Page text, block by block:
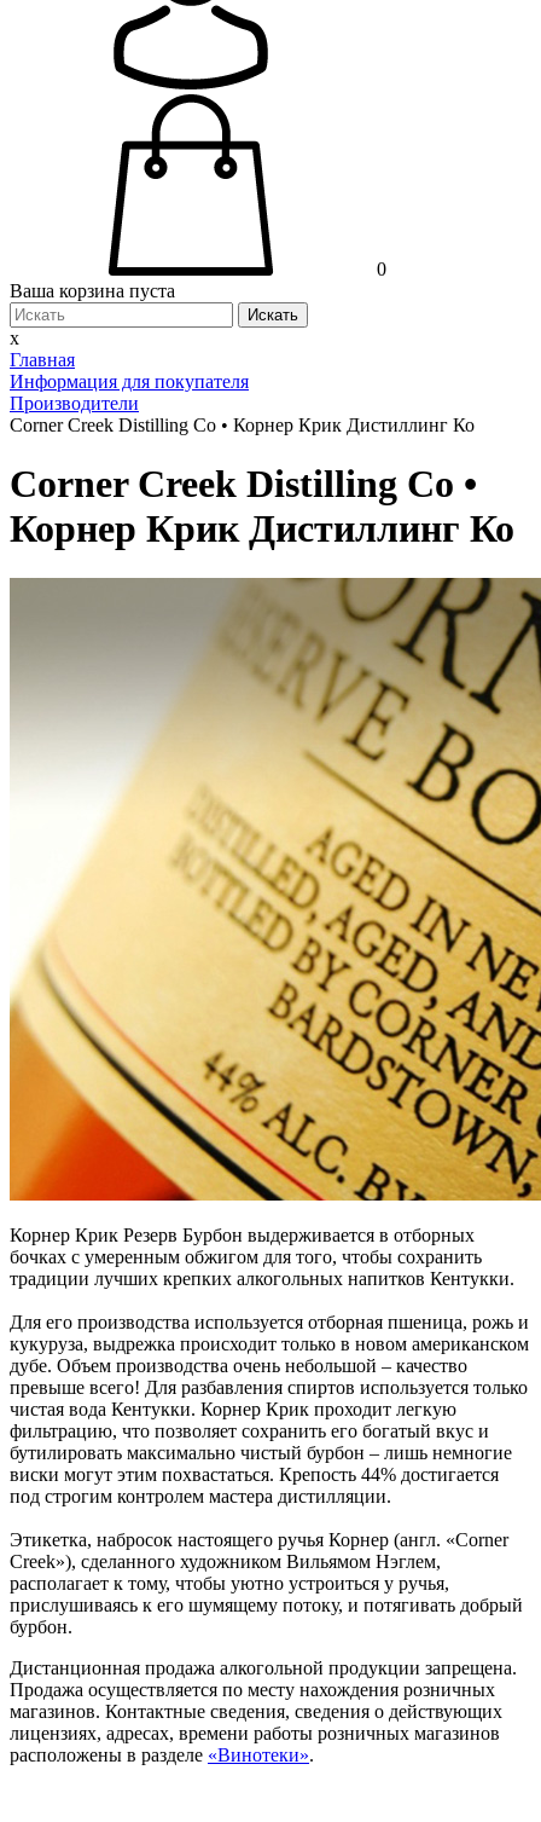
0
Ваша корзина пуста
Искать
x
Главная
Информация для покупателя
Производители
Corner Creek Distilling Co • Корнер Крик Дистиллинг Ко
Corner Creek Distilling Co •
Корнер Крик Дистиллинг Ко
Корнер Крик Резерв Бурбон выдерживается в отборных
бочках с умеренным обжигом для того, чтобы сохранить
традиции лучших крепких алкогольных напитков Кентукки.
Для его производства используется отборная пшеница, рожь и
кукуруза, выдрежка происходит только в новом американском
дубе. Объем производства очень небольшой – качество
превыше всего! Для разбавления спиртов используется только
чистая вода Кентукки. Корнер Крик проходит легкую
фильтрацию, что позволяет сохранить его богатый вкус и
бутилировать максимально чистый бурбон – лишь немногие
виски могут этим похвастаться. Крепость 44% достигается
под строгим контролем мастера дистилляции.
Этикетка, набросок настоящего ручья Корнер (англ. «Corner
Creek»), сделанного художником Вильямом Нэглем,
располагает к тому, чтобы уютно устроиться у ручья,
прислушиваясь к его шумящему потоку, и потягивать добрый
бурбон.
Дистанционная продажа алкогольной продукции запрещена.
Продажа осуществляется по месту нахождения розничных
магазинов. Контактные сведения, сведения о действующих
лицензиях, адресах, времени работы розничных магазинов
расположены в разделе «Винотеки».